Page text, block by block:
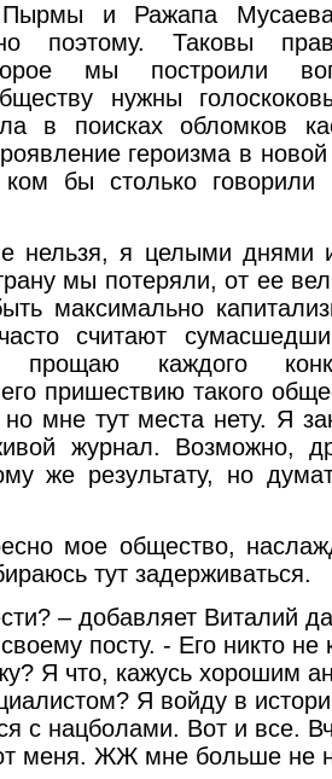
и Ражапа
поэтому. Таковы
мы построили
нужны
в поисках обломков
героизма в
бы столько говорили
нельзя, я целыми днями
мы потеряли, от ее
максимально
считают
каждого
пришествию такого
но мне тут места нету. Я
журнал. Возможно,
же результату, но
мое общество,
тут задерживаться.
– добавляет Виталий
посту. - Его никто
Я что, кажусь хорошим
Я войду в
с нацболами. Вот и все.
меня. ЖЖ мне больше не